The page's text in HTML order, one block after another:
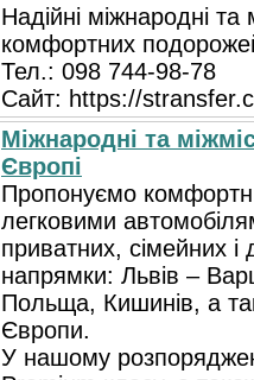
Надійні міжнародні
комфортних
Тел.: 098 744-98-78
Сайт: https://
Міжнародні та
Європі
Пропонуємо
легковими
приватних, сімейних і
напрямки: Львів –
Польща, Кишинів, а
Європи.
У нашому